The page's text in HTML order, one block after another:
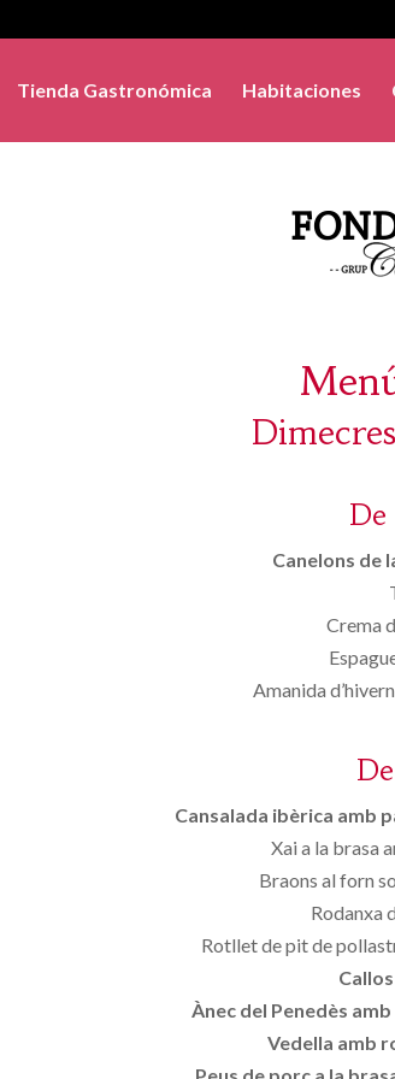
Tienda Gastronómica Habitaciones
Canelons de
Crema
Amanida
Cansalada ibèrica amb
Xai a la brasa
Braons al forn
Rodanxa
Rotllet de pit de
Ànec del Penedès
Vedella amb